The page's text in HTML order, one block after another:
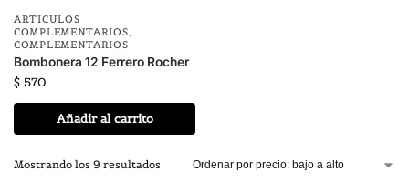
ARTICULOS
COMPLEMENTARIOS
COMPLEMENTARIOS
Bombonera 12 Ferrero Rocher
$ 570
Añadir al carrito
Mostrando los 9 resultados